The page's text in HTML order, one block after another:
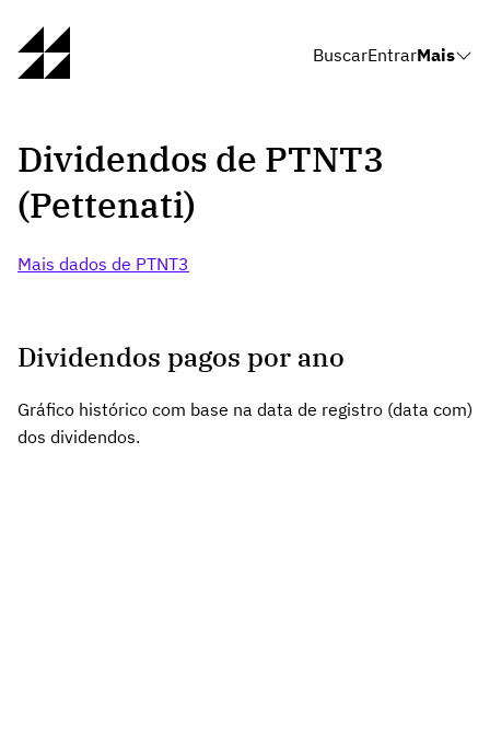
BuscarEntrarMais
Dividendos de PTNT3
(Pettenati)
Mais dados de PTNT3
Dividendos pagos por ano
Gráfico histórico com base na data de registro (data com)
dos dividendos.